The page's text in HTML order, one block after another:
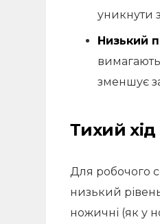
уникнути
Низький
зменшує
Тихий хід
Для робочого
низький
ножичні (як у